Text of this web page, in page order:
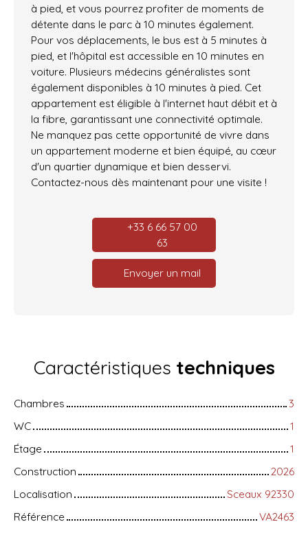
à pied, et vous pourrez profiter de moments de
détente dans le parc à 10 minutes également.
Pour vos déplacements, le bus est à 5 minutes à
pied, et l'hôpital est accessible en 10 minutes en
voiture. Plusieurs médecins généralistes sont
également disponibles à 10 minutes à pied. Cet
appartement est éligible à l'internet haut débit et à
la fibre, garantissant une connectivité optimale.
Ne manquez pas cette opportunité de vivre dans
un appartement moderne et bien équipé, au cœur
d'un quartier dynamique et bien desservi.
Contactez-nous dès maintenant pour une visite !
+33 6 66 57 00
63
Envoyer un mail
Caractéristiques techniques
Chambres
3
WC
1
Étage
1
Construction
2026
Localisation
Sceaux 92330
Référence
VA2463